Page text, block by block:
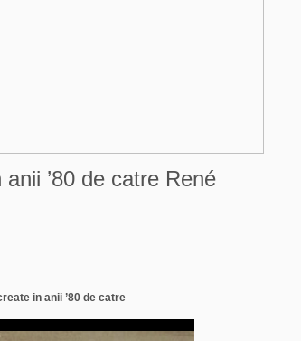
’80 de catre René
in anii ’80 de catre